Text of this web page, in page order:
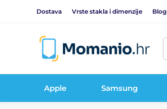
Dostava Vrste stakla i dimenzije Blog
Apple Samsung